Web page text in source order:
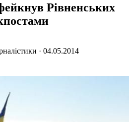
Рівненських
· 04.05.2014